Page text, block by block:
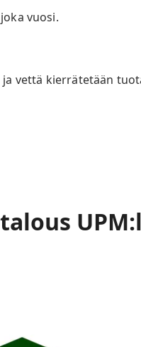
vuosi.
vettä kierrätetään